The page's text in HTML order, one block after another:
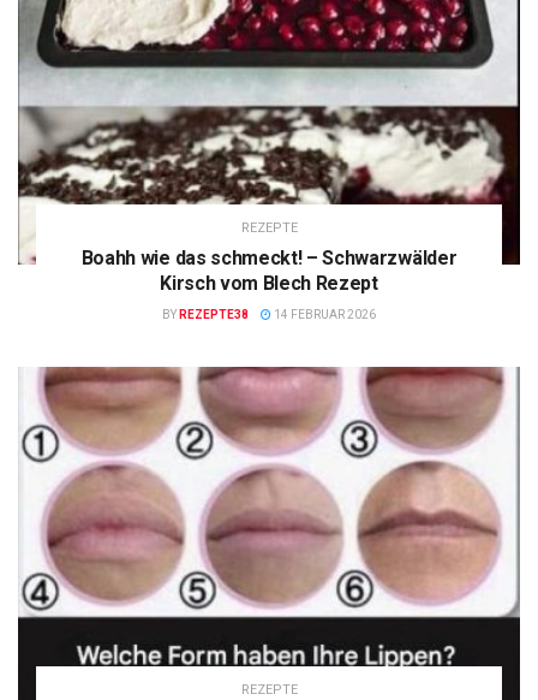
REZEPTE
Boahh wie das schmeckt! – Schwarzwälder
Kirsch vom Blech Rezept
BY REZEPTE38 14 FEBRUAR 2026
REZEPTE